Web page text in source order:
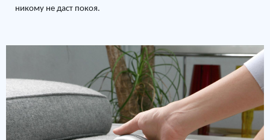
никому не даст покоя.